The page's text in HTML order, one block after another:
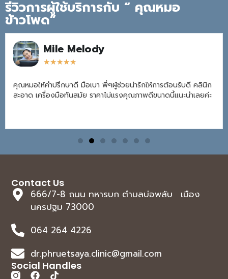
รีวิวการผู้ใช้บริการกับ “ คุณหมอ
ข้าวโพด”
Mile Melody
★★★★★
คุณหมอให้คำปรึกษาดี มือเบา พี่ๆผู้ช่วยน่ารักให้การต้อนรับดี คลินิก
สะอาด เครื่องมือทันสมัย ราคาไม่แรงคุณภาพดีขนาดนี้แนะนำเลยค่ะ
Contact Us
666/7-8 ถนน ทหารบก ตำบลบ่อพลับ เมือง
นครปฐม 73000
064 264 4226
dr.phruetsaya.clinic@gmail.com
Social Handles